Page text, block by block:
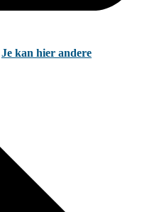
Je kan hier andere